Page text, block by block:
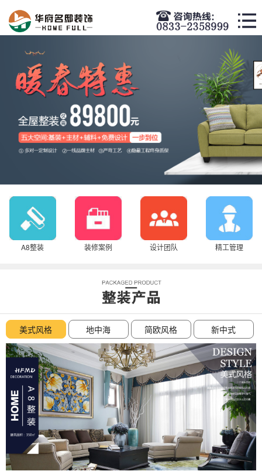
A8整装 装修案例 设计团队 精工管理
美式风格 地中海 简欧风格 新中式